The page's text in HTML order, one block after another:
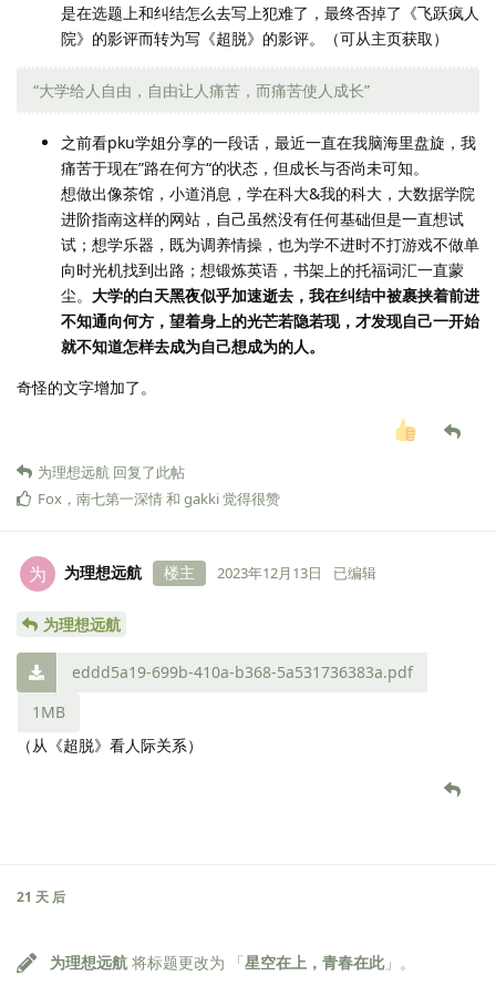
是在选题上和纠结怎么去写上犯难了，最终否掉了《飞跃疯人
院》的影评而转为写《超脱》的影评。（可从主页获取）
“大学给人自由，自由让人痛苦，而痛苦使人成长”
之前看pku学姐分享的一段话，最近一直在我脑海里盘旋，我
痛苦于现在”路在何方“的状态，但成长与否尚未可知。
想做出像茶馆，小道消息，学在科大&我的科大，大数据学院
进阶指南这样的网站，自己虽然没有任何基础但是一直想试
试；想学乐器，既为调养情操，也为学不进时不打游戏不做单
向时光机找到出路；想锻炼英语，书架上的托福词汇一直蒙
尘。 大学的白天黑夜似乎加速逝去，我在纠结中被裹挟着前进
不知通向何方，望着身上的光芒若隐若现，才发现自己一开始
就不知道怎样去成为自己想成为的人。
奇怪的文字增加了。
为理想远航 回复了此帖
Fox ， 南七第一深情和 gakki觉得很赞
为 为理想远航 楼主 2023年12月13日 已编辑
为理想远航
eddd5a19-699b-410a-b368-5a531736383a.pdf
1MB
（从《超脱》看人际关系）
21 天 后
为理想远航 将标题更改为 「星空在上，青春在此」。